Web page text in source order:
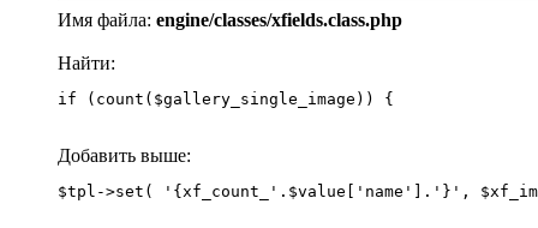
Имя файла: engine/classes/xfields.class.php
Найти:
if (count($gallery_single_image)) {
Добавить выше: